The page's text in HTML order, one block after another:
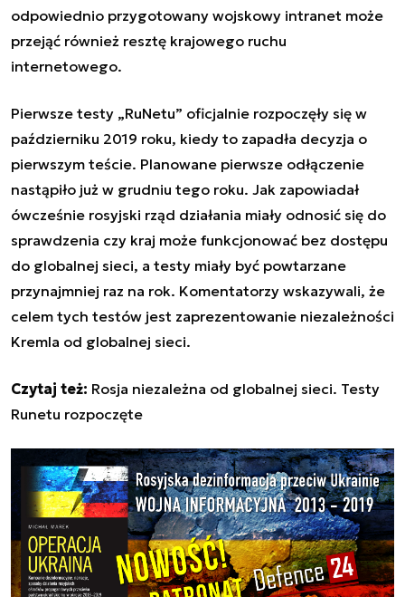
odpowiednio przygotowany wojskowy intranet może
przejąć również resztę krajowego ruchu
internetowego.
Pierwsze testy „RuNetu” oficjalnie rozpoczęły się w
październiku 2019 roku, kiedy to zapadła decyzja o
pierwszym teście. Planowane pierwsze odłączenie
nastąpiło już w grudniu tego roku. Jak zapowiadał
ówcześnie rosyjski rząd działania miały odnosić się do
sprawdzenia czy kraj może funkcjonować bez dostępu
do globalnej sieci, a testy miały być powtarzane
przynajmniej raz na rok. Komentatorzy wskazywali, że
celem tych testów jest zaprezentowanie niezależności
Kremla od globalnej sieci.
Czytaj też: Rosja niezależna od globalnej sieci. Testy
Runetu rozpoczęte